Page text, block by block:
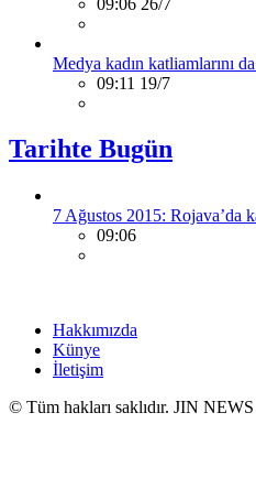
Medya kadın katliamlarını
09:11 19/7
Tarihte Bugün
7 Ağustos 2015: Rojava’da
09:06
Hakkımızda
Künye
İletişim
© Tüm hakları saklıdır. JIN